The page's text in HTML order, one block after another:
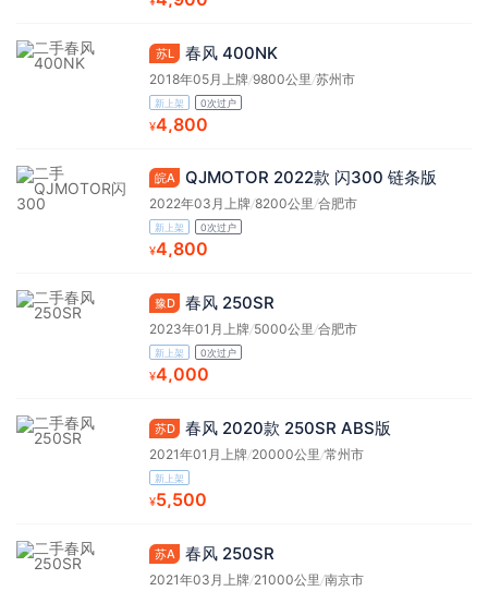
苏L 春风 400NK
2018年05月上牌/9800公里 /苏州市
新上架 0次过户
¥4,800
皖A QJMOTOR 2022款 闪300 链条版
2022年03月上牌/8200公里/合肥市
新上架 0次过户
¥4,800
豫D 春风 250SR
2023年01月上牌/5000公里/合肥市
新上架 0次过户
¥4,000
苏D 春风 2020款 250SR ABS版
2021年01月上牌/20000公里/常州市
新上架
¥5,500
苏A 春风 250SR
2021年03月上牌/21000公里/南京市